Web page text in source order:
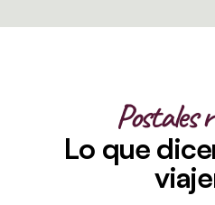
Postales
Lo que